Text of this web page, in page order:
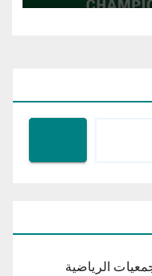
الرياضية